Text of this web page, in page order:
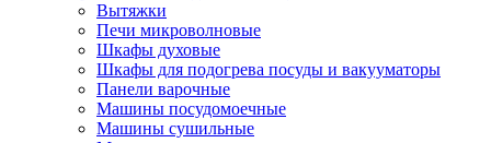
Вытяжки
Печи микроволновые
Шкафы духовые
Шкафы для подогрева посуды и вакууматоры
Панели варочные
Машины посудомоечные
Машины сушильные